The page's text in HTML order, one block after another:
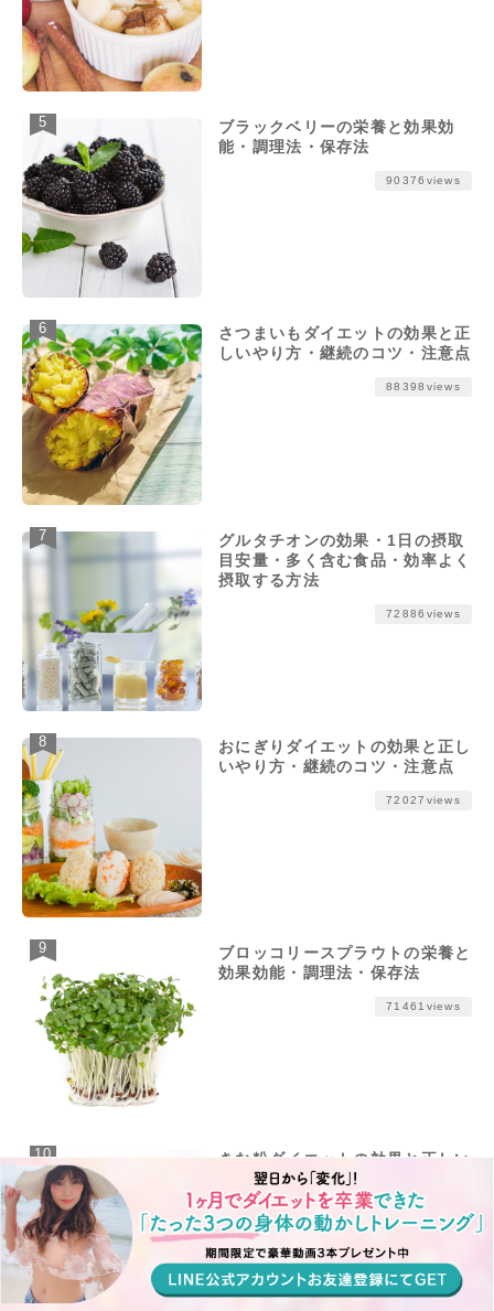
ブラックベリーの栄養と効果効
能・調理法・保存法
90376views
さつまいもダイエットの効果と正
しいやり方・継続のコツ・注意点
88398views
グルタチオンの効果・1日の摂取
目安量・多く含む食品・効率よく
摂取する方法
72886views
おにぎりダイエットの効果と正し
いやり方・継続のコツ・注意点
72027views
ブロッコリースプラウトの栄養と
効果効能・調理法・保存法
71461views
きな粉ダイエットの効果と正しい
やり方・継続のコツ・注意点
71209views